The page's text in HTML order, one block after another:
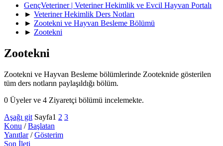
GençVeteriner | Veteriner Hekimlik ve Evcil Hayvan Portalı
► Veteriner Hekimlik Ders Notları
► Zootekni ve Hayvan Besleme Bölümü
► Zootekni
Zootekni
Zootekni ve Hayvan Besleme bölümlerinde Zooteknide gösterilen
tüm ders notların paylaşıldığı bölüm.
0 Üyeler ve 4 Ziyaretçi bölümü incelemekte.
Aşağı git Sayfa1 2 3
Konu /Başlatan
Yanıtlar/Gösterim
Son İleti